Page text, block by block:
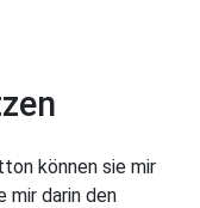
können sie mir
mir darin den